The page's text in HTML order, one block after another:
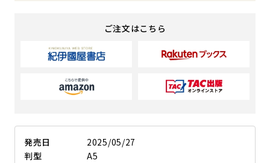
ご注文はこちら
発売日
2025/05/27
判型
A5